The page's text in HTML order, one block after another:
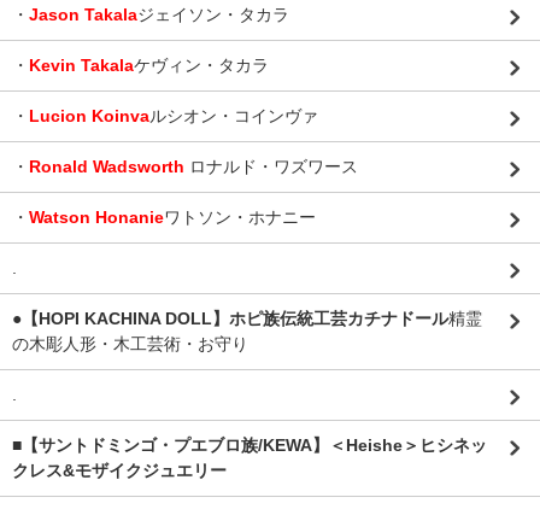
・ Jason Takalaジェイソン・タカラ
・ Kevin Takalaケヴィン・タカラ
・ Lucion Koinvaルシオン・コインヴァ
・ Ronald Wadsworth ロナルド・ワズワース
・ Watson Honanieワトソン・ホナニー
●【HOPI KACHINA DOLL】ホピ族伝統工芸カチナドール精霊
の木彫人形・木工芸術・お守り
■【サントドミンゴ・プエブロ族/KEWA】＜Heishe＞ヒシネッ
クレス&モザイクジュエリー